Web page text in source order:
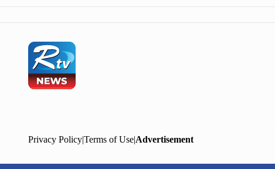
Privacy Policy|Terms of Use|Advertisement